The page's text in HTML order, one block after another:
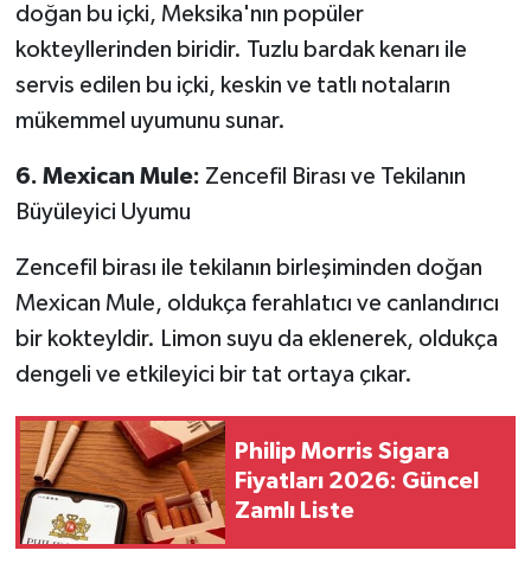
doğan bu içki, Meksika'nın popüler
kokteyllerinden biridir. Tuzlu bardak kenarı ile
servis edilen bu içki, keskin ve tatlı notaların
mükemmel uyumunu sunar.
6. Mexican Mule: Zencefil Birası ve Tekilanın
Büyüleyici Uyumu
Zencefil birası ile tekilanın birleşiminden doğan
Mexican Mule, oldukça ferahlatıcı ve canlandırıcı
bir kokteyldir. Limon suyu da eklenerek, oldukça
dengeli ve etkileyici bir tat ortaya çıkar.
Philip Morris Sigara
Fiyatları 2026: Güncel
Zamlı Liste